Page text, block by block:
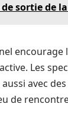
sortie de
Les
avec
de